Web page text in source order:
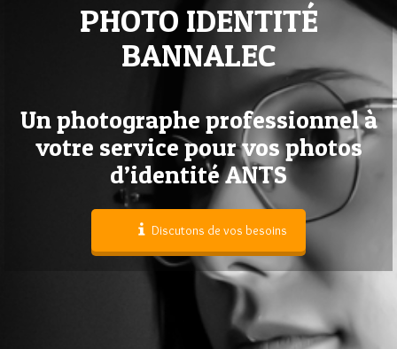
PHOTO IDENTITÉ
BANNALEC
Un photographe professionnel à
votre service pour vos photos
d’identité ANTS
Discutons de vos besoins